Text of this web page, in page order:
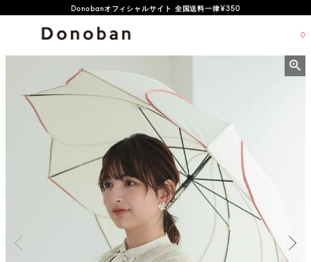
Donobanオフィシャルサイト 全国送料一律¥350
オフィシャルサイト新規会員登録特典 500ポイントプレゼント
0